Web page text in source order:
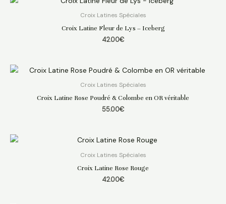
Croix Latines Spéciales
Croix Latine Fleur de Lys – Iceberg
42.00€
Croix Latines Spéciales
Croix Latine Rose Poudré & Colombe en OR véritable
55.00€
Croix Latines Spéciales
Croix Latine Rose Rouge
42.00€